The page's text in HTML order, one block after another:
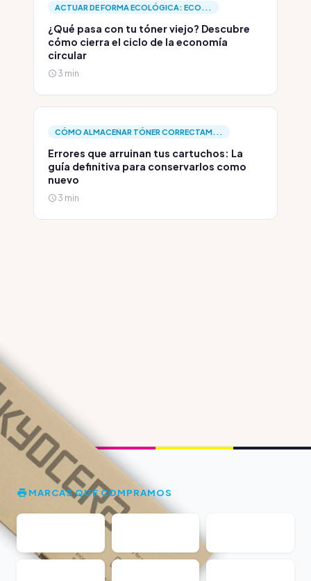
ACTUAR DE FORMA ECOLÓGICA: ECO...
¿Qué pasa con tu tóner viejo? Descubre
cómo cierra el ciclo de la economía
circular
3 min
CÓMO ALMACENAR TÓNER CORRECTAM...
Errores que arruinan tus cartuchos: La
guía definitiva para conservarlos como
nuevo
3 min
MARCAS QUE COMPRAMOS